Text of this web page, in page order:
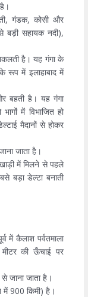
गंडक, कोसी और
बड़ी सहायक नदी),
है। यह गंगा के
रूप में इलाहाबाद में
बहती है। यह गंगा
में विभाजित हो
मैदानों से होकर
जाता है।
में मिलने से पहले
बड़ा डेल्टा बनाती
में कैलाश पर्वतमाला
की ऊँचाई पर
जाना जाता है।
में 900 किमी) है।